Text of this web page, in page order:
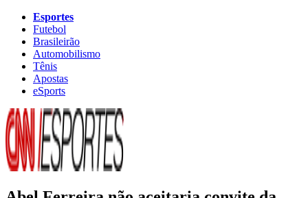
Esportes
Futebol
Brasileirão
Automobilismo
Tênis
Apostas
eSports